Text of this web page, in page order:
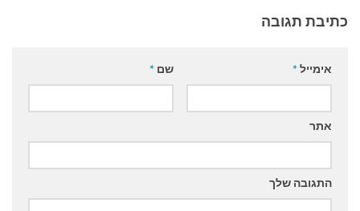
כתיבת תגובה
שם * אימייל*
אתר
התגובה שלך